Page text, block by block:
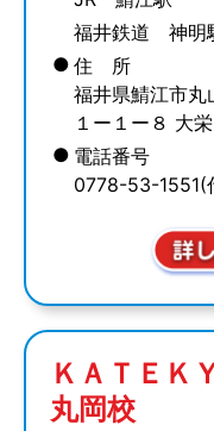
福井鉄道 神
● 住 所
福井県鯖江市丸
１ー１ー８ 大
● 電話番号
0778-53-1551(
ＫＡＴＥＫ
丸岡校